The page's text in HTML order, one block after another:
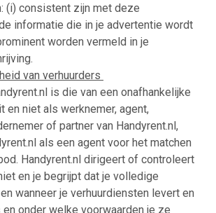
(i) consistent zijn met deze
informatie die in je advertentie wordt
worden vermeld in je
van verhuurders
is die van een onafhankelijke
en niet als werknemer, agent,
of partner van Handyrent.nl,
als een agent voor het matchen
Handyrent.nl dirigeert of controleert
en je begrijpt dat je volledige
wanneer je verhuurdiensten levert en
onder welke voorwaarden je ze